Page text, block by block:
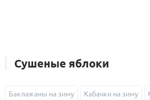
Сушеные яблоки
Баклажаны на зиму Кабачки на зиму